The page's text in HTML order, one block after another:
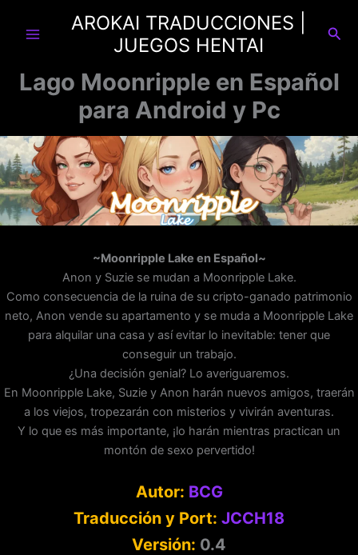
AROKAI TRADUCCIONES |
JUEGOS HENTAI
Lago Moonripple en Español
para Android y Pc
~Moonripple Lake en Español~
Anon y Suzie se mudan a Moonripple Lake.
Como consecuencia de la ruina de su cripto-ganado patrimonio
neto, Anon vende su apartamento y se muda a Moonripple Lake
para alquilar una casa y así evitar lo inevitable: tener que
conseguir un trabajo.
¿Una decisión genial? Lo averiguaremos.
En Moonripple Lake, Suzie y Anon harán nuevos amigos, traerán
a los viejos, tropezarán con misterios y vivirán aventuras.
Y lo que es más importante, ¡lo harán mientras practican un
montón de sexo pervertido!
Autor: BCG
Traducción y Port: JCCH18
Versión: 0.4